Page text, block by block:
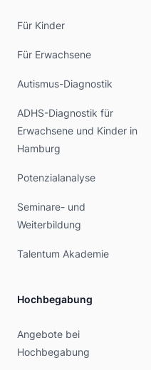
Für Kinder
Für Erwachsene
Autismus-Diagnostik
ADHS-Diagnostik für
Erwachsene und Kinder in
Hamburg
Potenzialanalyse
Seminare- und
Weiterbildung
Talentum Akademie
Hochbegabung
Angebote bei
Hochbegabung